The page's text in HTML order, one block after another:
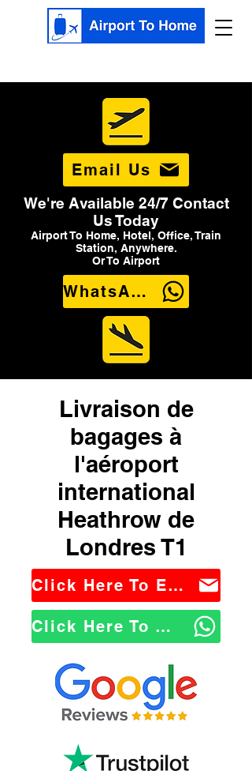
Email Us
We're Available 24/7 Contact
Us Today
Airport To Home, Hotel, Office, Train
Station, Anywhere.
Or To Airport
WhatsApp Us
Livraison de
bagages à
l'aéroport
international
Heathrow de
Londres T1
Click Here To Email Us
Click Here To WhatsApp Us